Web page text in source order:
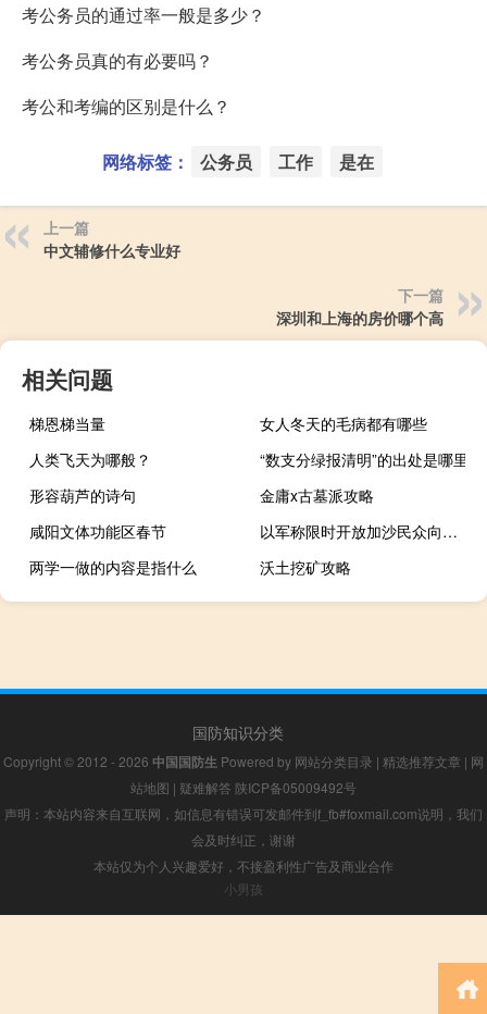
考公务员的通过率一般是多少？
考公务员真的有必要吗？
考公和考编的区别是什么？
网络标签： 公务员 工作 是在
上一篇
中文辅修什么专业好
下一篇
深圳和上海的房价哪个高
相关问题
梯恩梯当量
女人冬天的毛病都有哪些
人类飞天为哪般？
“数支分绿报清明”的出处是哪里
形容葫芦的诗句
金庸x古墓派攻略
咸阳文体功能区春节
以军称限时开放加沙民众向南撤离路线
两学一做的内容是指什么
沃土挖矿攻略
国防知识分类
Copyright © 2012 - 2026 中国国防生 Powered by 网站分类目录 | 精选推荐文章 | 网
站地图 | 疑难解答 陕ICP备05009492号
声明：本站内容来自互联网，如信息有错误可发邮件到f_fb#foxmail.com说明，我们
会及时纠正，谢谢
本站仅为个人兴趣爱好，不接盈利性广告及商业合作
小男孩